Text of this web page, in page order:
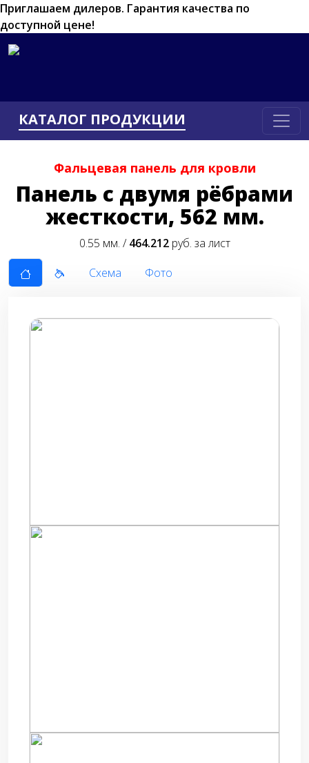
Приглашаем дилеров. Гарантия качества по
доступной цене!
КАТАЛОГ ПРОДУКЦИИ
Фальцевая панель для кровли
Панель с двумя рёбрами
жесткости, 562 мм.
0.55 мм. /464.212 руб. за лист
Схема
Фото